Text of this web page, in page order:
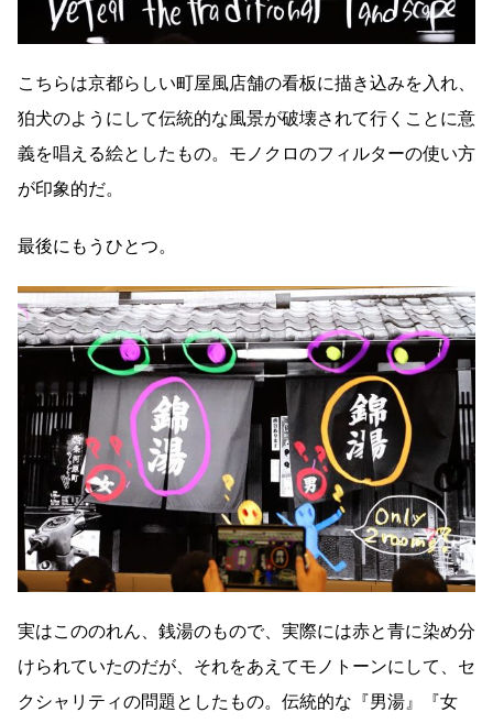
こちらは京都らしい町屋風店舗の看板に描き込みを入れ、
狛犬のようにして伝統的な風景が破壊されて行くことに意
義を唱える絵としたもの。モノクロのフィルターの使い方
が印象的だ。
最後にもうひとつ。
実はこののれん、銭湯のもので、実際には赤と青に染め分
けられていたのだが、それをあえてモノトーンにして、セ
クシャリティの問題としたもの。伝統的な『男湯』『女